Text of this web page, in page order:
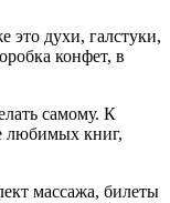
духи, галстуки,
конфет, в
самому. К
любимых книг,
массажа, билеты